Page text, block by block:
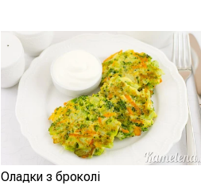
Оладки з броколі